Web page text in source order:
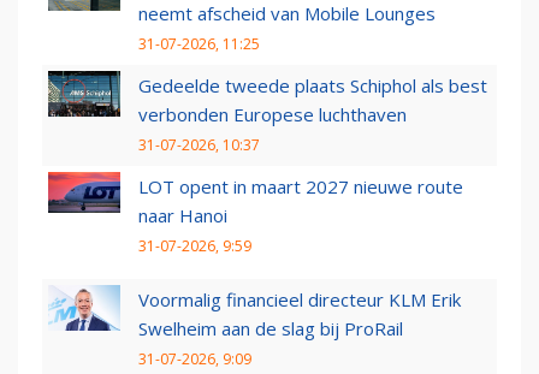
neemt afscheid van Mobile Lounges
31-07-2026, 11:25
Gedeelde tweede plaats Schiphol als best
verbonden Europese luchthaven
31-07-2026, 10:37
LOT opent in maart 2027 nieuwe route
naar Hanoi
31-07-2026, 9:59
Voormalig financieel directeur KLM Erik
Swelheim aan de slag bij ProRail
31-07-2026, 9:09